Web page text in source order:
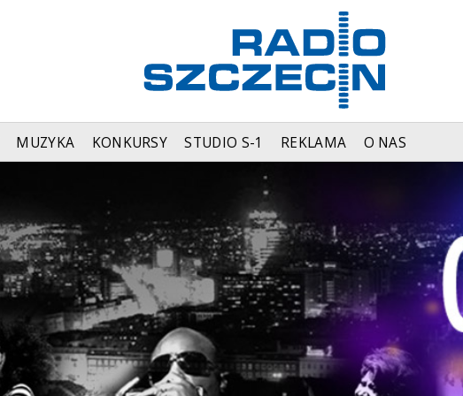
MUZYKA KONKURSY STUDIO S-1 REKLAMA O NAS